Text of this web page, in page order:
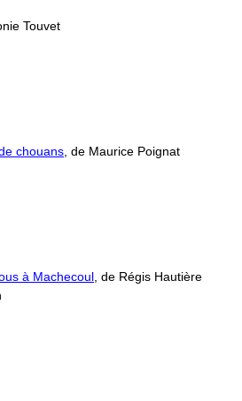
Touvet
chouans , de Maurice Poignat
à Machecoul , de Régis Hautière